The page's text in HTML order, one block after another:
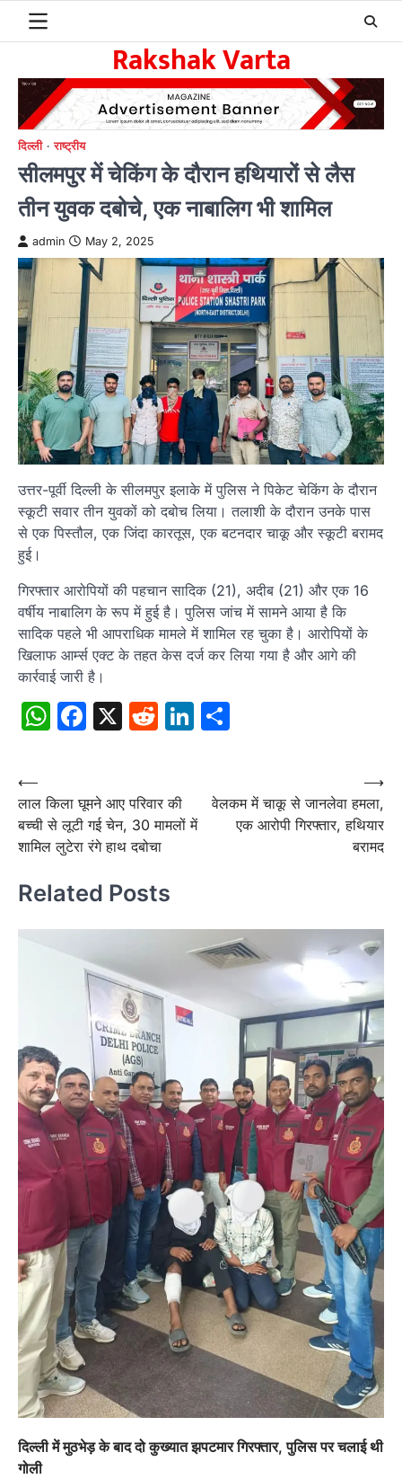
Rakshak Varta
दिल्ली राष्ट्रीय
सीलमपुर में चेकिंग के दौरान हथियारों से लैस
तीन युवक दबोचे, एक नाबालिग भी शामिल
admin May 2, 2025
उत्तर-पूर्वी दिल्ली के सीलमपुर इलाके में पुलिस ने पिकेट चेकिंग के दौरान
स्कूटी सवार तीन युवकों को दबोच लिया। तलाशी के दौरान उनके पास
से एक पिस्तौल, एक जिंदा कारतूस, एक बटनदार चाकू और स्कूटी बरामद
हुई।
गिरफ्तार आरोपियों की पहचान सादिक (21), अदीब (21) और एक 16
वर्षीय नाबालिग के रूप में हुई है। पुलिस जांच में सामने आया है कि
सादिक पहले भी आपराधिक मामले में शामिल रह चुका है। आरोपियों के
खिलाफ आर्म्स एक्ट के तहत केस दर्ज कर लिया गया है और आगे की
कार्रवाई जारी है।
WhatsApp
Facebook
X RedditLinkedIn
Post
navigation
⟵
लाल किला घूमने आए परिवार की
बच्ची से लूटी गई चेन, 30 मामलों में
शामिल लुटेरा रंगे हाथ दबोचा
वेलकम में चाकू से जानलेवा हमला,
एक आरोपी गिरफ्तार, हथियार
बरामद
⟶
Related Posts
दिल्ली में मुठभेड़ के बाद दो कुख्यात झपटमार गिरफ्तार, पुलिस पर चलाई थी
गोली